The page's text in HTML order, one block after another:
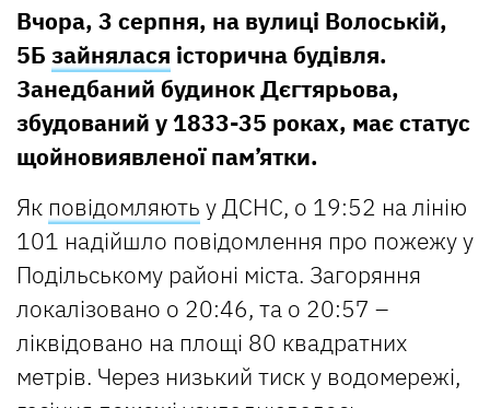
Вчора, 3 серпня, на вулиці Волоській,
5Б зайнялася історична будівля.
Занедбаний будинок Дєгтярьова,
збудований у 1833-35 роках, має статус
щойновиявленої пам’ятки.
Як повідомляють у ДСНС, о 19:52 на лінію
101 надійшло повідомлення про пожежу у
Подільському районі міста. Загоряння
локалізовано о 20:46, та о 20:57 –
ліквідовано на площі 80 квадратних
метрів. Через низький тиск у водомережі,